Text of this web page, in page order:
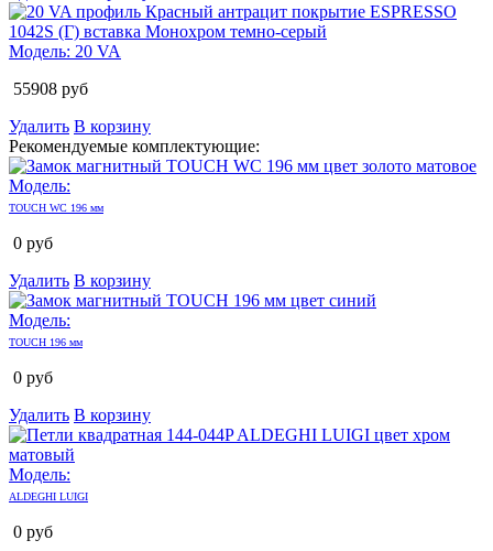
Модель: 20 VA
55908 руб
Удалить В корзину
Рекомендуемые комплектующие:
Модель:
TOUCH WC 196 мм
0 руб
Удалить В корзину
Модель:
TOUCH 196 мм
0 руб
Удалить В корзину
Модель:
ALDEGHI LUIGI
0 руб